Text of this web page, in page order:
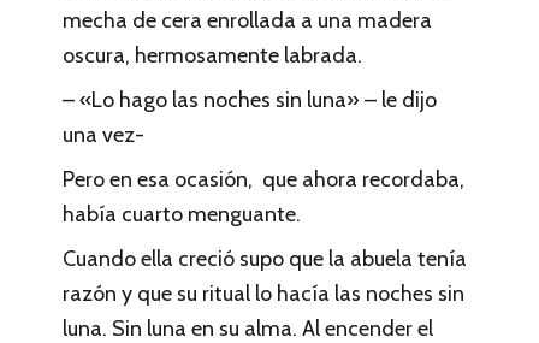
mecha de cera enrollada a una madera
oscura, hermosamente labrada.
– «Lo hago las noches sin luna» – le dijo
una vez-
Pero en esa ocasión, que ahora recordaba,
había cuarto menguante.
Cuando ella creció supo que la abuela tenía
razón y que su ritual lo hacía las noches sin
luna. Sin luna en su alma. Al encender el